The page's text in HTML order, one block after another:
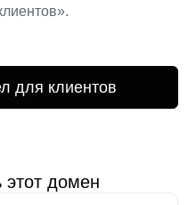
для клиентов
этот домен